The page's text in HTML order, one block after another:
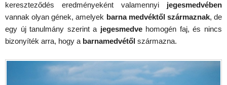
kereszteződés eredményeként valamennyi jegesmedvében
vannak olyan gének, amelyek barna medvéktől származnak, de
egy új tanulmány szerint a jegesmedvehomogén faj, és nincs
bizonyíték arra, hogy a barnamedvétől származna.